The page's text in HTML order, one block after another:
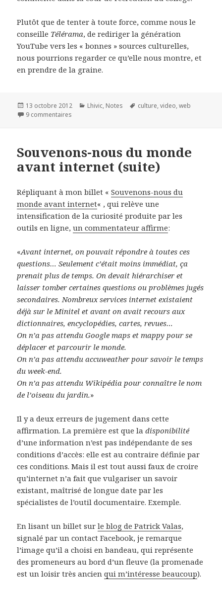
Plutôt que de tenter à toute force, comme nous le
conseille Télérama, de rediriger la génération
YouTube vers les « bonnes » sources culturelles,
nous pourrions regarder ce qu’elle nous montre, et
en prendre de la graine.
Publié
le
13 octobre 2012 Catégories
Lhivic, Notes
Mots-
culture,video,web
9 commentaires
Souvenons-nous du monde
avant internet (suite)
Répliquant à mon billet «Souvenons-nous du
monde avant internet« , qui relève une
intensification de la curiosité produite par les
outils en ligne,un commentateur affirme:
«Avant internet, on pouvait répondre à toutes ces
questions… Seulement c’était moins immédiat, ça
prenait plus de temps. On devait hiérarchiser et
laisser tomber certaines questions ou problèmes jugés
secondaires. Nombreux services internet existaient
déjà sur le Minitel et avant on avait recours aux
dictionnaires, encyclopédies, cartes, revues…
On n’a pas attendu Google maps et mappy pour se
déplacer et parcourir le monde.
On n’a pas attendu accuweather pour savoir le temps
du week-end.
On n’a pas attendu Wikipédia pour connaître le nom
de l’oiseau du jardin.»
Il y a deux erreurs de jugement dans cette
affirmation. La première est que ladisponibilité
d’une information n’est pas indépendante de ses
conditions d’accès: elle est au contraire définie par
ces conditions. Mais il est tout aussi faux de croire
qu’internet n’a fait que vulgariser un savoir
existant, maîtrisé de longue date par les
spécialistes de l’outil documentaire. Exemple.
En lisant un billet surle blog de Patrick Valas,
signalé par un contact Facebook, je remarque
l’image qu’il a choisi en bandeau, qui représente
des promeneurs au bord d’un fleuve (la promenade
est un loisir très ancienqui m’intéresse beaucoup).